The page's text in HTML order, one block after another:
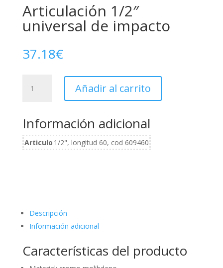
Articulación 1/2″
universal de impacto
37.18€
1/2"
impacto
cantidad
Añadir al carrito
Información adicional
Articulo 1/2", longitud 60, cod 609460
Descripción
Información adicional
Características del producto